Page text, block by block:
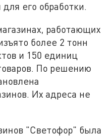
его обработки.
работающих
более 2 тонн
и 150 единиц
По решению
Их адреса не
"Светофор" была